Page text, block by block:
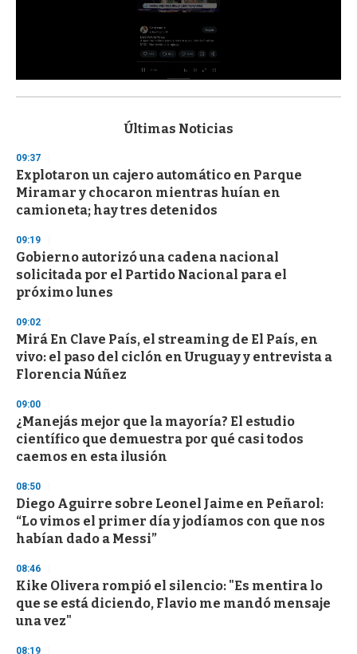
s
d
s
o
f
3
s
e
c
o
n
d
Últimas Noticias
09:37
Explotaron un cajero automático en Parque
Miramar y chocaron mientras huían en
camioneta; hay tres detenidos
09:19
Gobierno autorizó una cadena nacional
solicitada por el Partido Nacional para el
próximo lunes
09:02
Mirá En Clave País, el streaming de El País, en
vivo: el paso del ciclón en Uruguay y entrevista a
Florencia Núñez
09:00
¿Manejás mejor que la mayoría? El estudio
científico que demuestra por qué casi todos
caemos en esta ilusión
08:50
Diego Aguirre sobre Leonel Jaime en Peñarol:
“Lo vimos el primer día y jodíamos con que nos
habían dado a Messi”
08:46
Kike Olivera rompió el silencio: "Es mentira lo
que se está diciendo, Flavio me mandó mensaje
una vez"
08:19